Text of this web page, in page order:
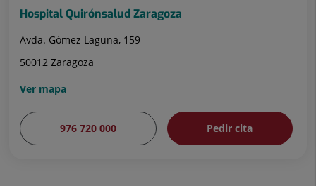
Hospital Quirónsalud Zaragoza
Avda. Gómez Laguna, 159
50012 Zaragoza
Ver mapa
976 720 000 Pedir cita